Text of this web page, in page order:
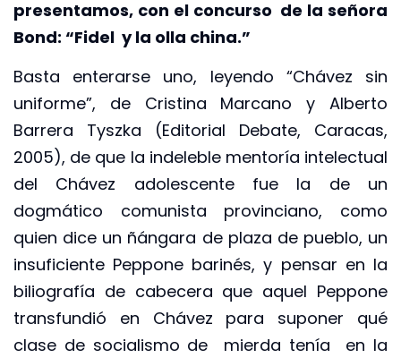
presentamos, con el concurso de la señora
Bond: “Fidel y la olla china.”
Basta enterarse uno, leyendo “Chávez sin
uniforme”, de Cristina Marcano y Alberto
Barrera Tyszka (Editorial Debate, Caracas,
2005), de que la indeleble mentoría intelectual
del Chávez adolescente fue la de un
dogmático comunista provinciano, como
quien dice un ñángara de plaza de pueblo, un
insuficiente Peppone barinés, y pensar en la
biliografía de cabecera que aquel Peppone
transfundió en Chávez para suponer qué
clase de socialismo de mierda tenía en la